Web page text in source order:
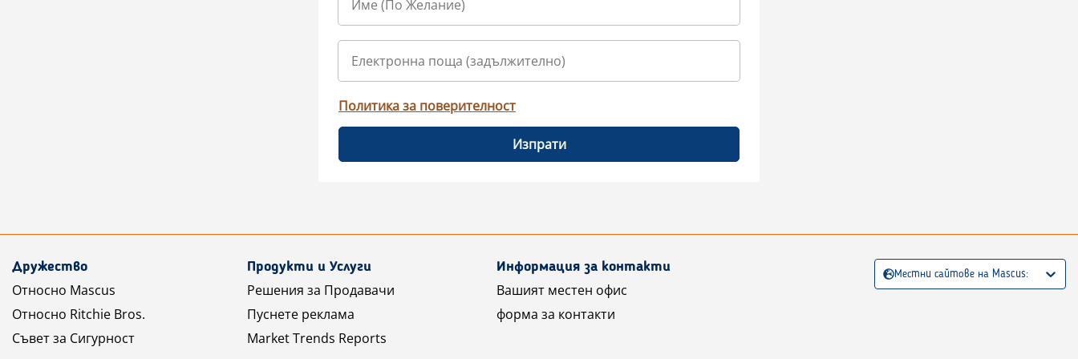
Политика за поверителност
Изпрати
Дружество
Относно Mascus
Относно Ritchie Bros.
Съвет за Сигурност
Продукти и Услуги
Решения за Продавачи
Пуснете реклама
Market Trends Reports
Информация за контакти
Вашият местен офис
форма за контакти
Местни сайтове на Mascus: